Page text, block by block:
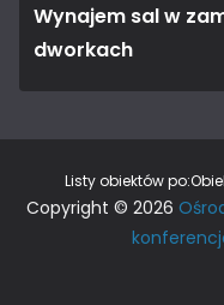
Wynajem sal w
dworkach
Listy obiektów po:
Copyright © 2026